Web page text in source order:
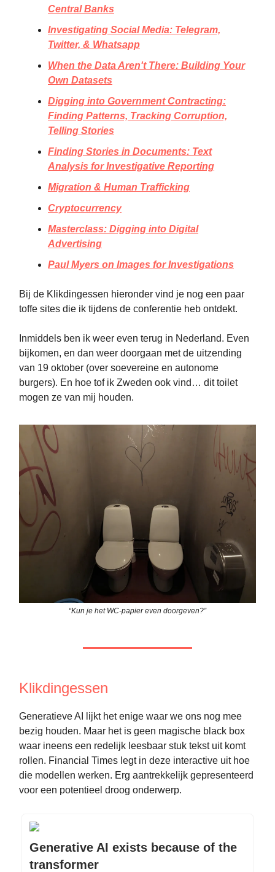
Central Banks
Investigating Social Media: Telegram,
Twitter, & Whatsapp
When the Data Aren't There: Building Your
Own Datasets
Digging into Government Contracting:
Finding Patterns, Tracking Corruption,
Telling Stories
Finding Stories in Documents: Text
Analysis for Investigative Reporting
Migration & Human Trafficking
Cryptocurrency
Masterclass: Digging into Digital
Advertising
Paul Myers on Images for Investigations
Bij de Klikdingessen hieronder vind je nog een paar
toffe sites die ik tijdens de conferentie heb ontdekt.
Inmiddels ben ik weer even terug in Nederland. Even
bijkomen, en dan weer doorgaan met de uitzending
van 19 oktober (over soevereine en autonome
burgers). En hoe tof ik Zweden ook vind… dit toilet
mogen ze van mij houden.
“Kun je het WC-papier even doorgeven?”
Klikdingessen
Generatieve AI lijkt het enige waar we ons nog mee
bezig houden. Maar het is geen magische black box
waar ineens een redelijk leesbaar stuk tekst uit komt
rollen. Financial Times legt in deze interactive uit hoe
die modellen werken. Erg aantrekkelijk gepresenteerd
voor een potentieel droog onderwerp.
Generative AI exists because of the
transformer